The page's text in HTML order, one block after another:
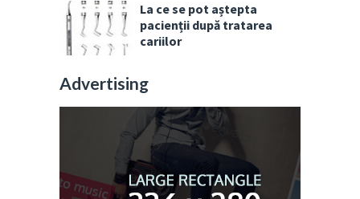
La ce se pot aștepta
pacienții după tratarea
cariilor
Advertising